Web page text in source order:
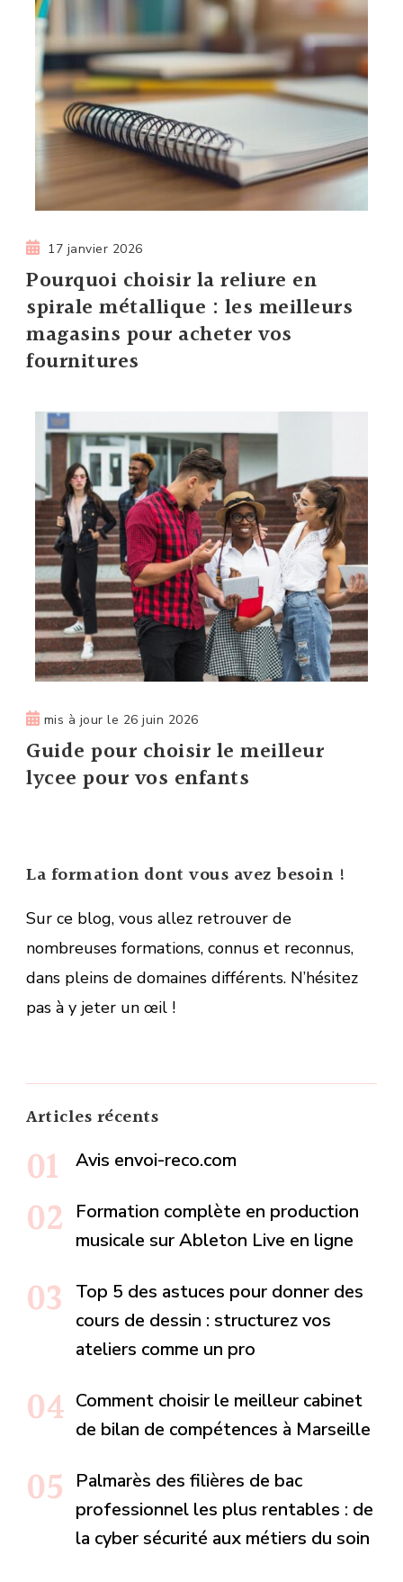
17 janvier 2026
Pourquoi choisir la reliure en
spirale métallique : les meilleurs
magasins pour acheter vos
fournitures
mis à jour le 26 juin 2026
Guide pour choisir le meilleur
lycee pour vos enfants
La formation dont vous avez besoin !
Sur ce blog, vous allez retrouver de
nombreuses formations, connus et reconnus,
dans pleins de domaines différents. N’hésitez
pas à y jeter un œil !
Articles récents
Avis envoi-reco.com
Formation complète en production
musicale sur Ableton Live en ligne
Top 5 des astuces pour donner des
cours de dessin : structurez vos
ateliers comme un pro
Comment choisir le meilleur cabinet
de bilan de compétences à Marseille
Palmarès des filières de bac
professionnel les plus rentables : de
la cyber sécurité aux métiers du soin